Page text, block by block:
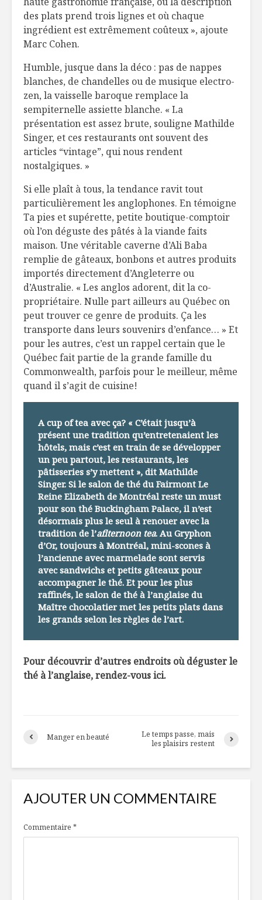
des plats prend trois lignes et où chaque
ingrédient est extrêmement coûteux », ajoute
Marc Cohen.
Humble, jusque dans la déco : pas de nappes
blanches, de chandelles ou de musique electro-
zen, la vaisselle baroque remplace la
sempiternelle assiette blanche. « La
présentation est assez brute, souligne Mathilde
Singer, et ces restaurants ont souvent des
articles “vintage”, qui nous rendent
nostalgiques. »
Si elle plaît à tous, la tendance ravit tout
particulièrement les anglophones. En témoigne
Ta pies et supérette, petite boutique-comptoir
où l’on déguste des pâtés à la viande faits
maison. Une véritable caverne d’Ali Baba
remplie de gâteaux, bonbons et autres produits
importés directement d’Angleterre ou
d’Australie. « Les anglos adorent, dit la co-
propriétaire. Nulle part ailleurs au Québec on
peut trouver ce genre de produits. Ça les
transporte dans leurs souvenirs d’enfance… » Et
pour les autres, c’est un rappel certain que le
Québec fait partie de la grande famille du
Commonwealth, parfois pour le meilleur, même
quand il s’agit de cuisine!
A cup of tea avec ça? « C’était jusqu’à
présent une tradition qu’entretenaient les
hôtels, mais c’est en train de se développer
un peu partout, les restaurants, les
pâtisseries s’y mettent », dit Mathilde
Singer. Si le salon de thé du Fairmont Le
Reine Elizabeth de Montréal reste un must
pour son thé Buckingham Palace, il n’est
désormais plus le seul à renouer avec la
tradition de l’aflternoon tea. Au Gryphon
d’Or, toujours à Montréal, mini-scones à
l’ancienne avec marmelade sont servis
avec sandwichs et petits gâteaux pour
accompagner le thé. Et pour les plus
raffinés, le salon de thé à l’anglaise du
Maître chocolatier met les petits plats dans
les grands selon les règles de l’art.
Pour découvrir d’autres endroits où déguster le
thé à l’anglaise, rendez-vousici.
Manger en beauté
Le temps passe, mais
les plaisirs restent
AJOUTER UN COMMENTAIRE
Commentaire *